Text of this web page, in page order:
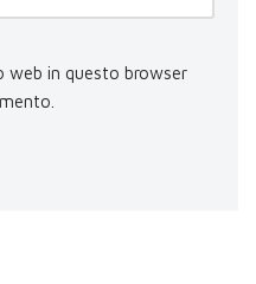
web in questo browser